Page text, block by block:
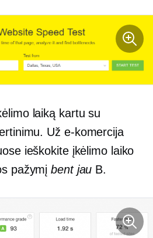
laiką kartu su
Už e-komercija
ieškokite įkėlimo laiko
pažymįbent jau B.